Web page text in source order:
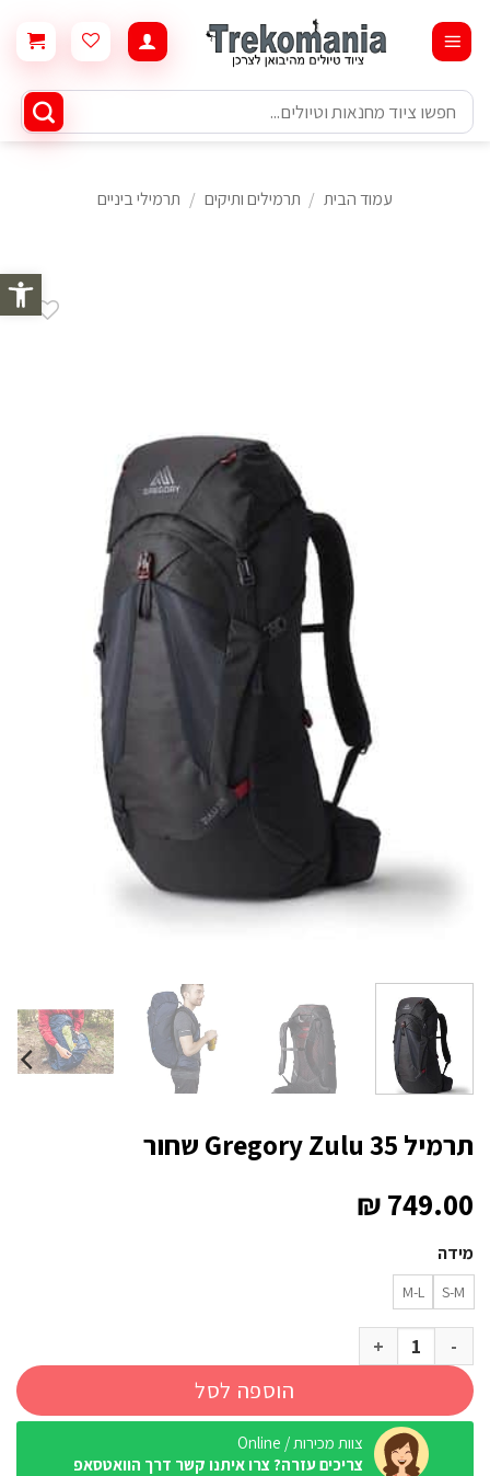
פתח
content
חיפוש
עבור:
עמוד הבית / תרמילים ותיקים / תרמילי ביניים
תרמיל Gregory Zulu 35 שחור
₪749.00
מידה
S-M
M-L
כמות של תרמיל Gregory Zulu 35 שחור
הוספה לסל
צוות מכירות / Online
צריכים עזרה? צרו איתנו קשר דרך הוואטסאפ